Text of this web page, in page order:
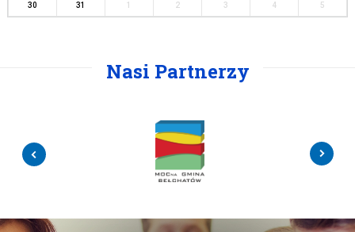
30 31 2 3 4 5
Nasi Partnerzy